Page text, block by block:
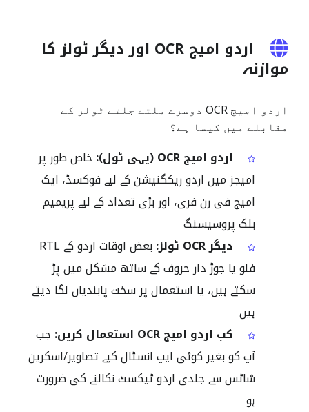
اردو امیج OCR اور دیگر ٹولز کا
موازنہ
اردو امیج OCR دوسرے ملتے جلتے ٹولز کے
مقابلے میں کیسا ہے؟
اردو امیج OCR (یہی ٹول):
خاص طور پر
امیجز میں اردو ریکگنیشن کے لیے فوکسڈ، ایک
امیج فی رن فری، اور بڑی تعداد کے لیے پریمیم
بلک پروسیسنگ
دیگر OCR ٹولز:
بعض اوقات اردو کے RTL
فلو یا جوڑ دار حروف کے ساتھ مشکل میں پڑ
سکتے ہیں، یا استعمال پر سخت پابندیاں لگا دیتے
ہیں
کب اردو امیج OCR استعمال کریں:
جب
آپ کو بغیر کوئی ایپ انسٹال کیے تصاویر/اسکرین
شاٹس سے جلدی اردو ٹیکسٹ نکالنے کی ضرورت
ہو